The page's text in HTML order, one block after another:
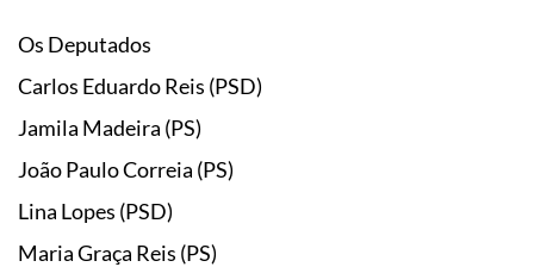
Os Deputados
Carlos Eduardo Reis (PSD)
Jamila Madeira (PS)
João Paulo Correia (PS)
Lina Lopes (PSD)
Maria Graça Reis (PS)